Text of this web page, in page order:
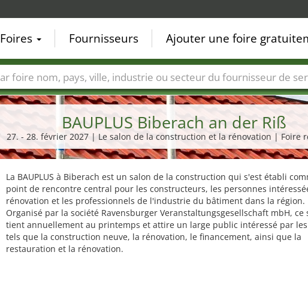
BAUPLUS Biberach an der Riß
27. - 28. février 2027 | Le salon de la construction et la rénovation | Foire
La BAUPLUS à Biberach est un salon de la construction qui s'est établi
point de rencontre central pour les constructeurs, les personnes
rénovation et les professionnels de l'industrie du bâtiment dans la région.
Organisé par la société Ravensburger Veranstaltungsgesellschaft mbH, ce
tient annuellement au printemps et attire un large public intéressé par
tels que la construction neuve, la rénovation, le financement, ainsi que la
restauration et la rénovation.
Foires Fournisseurs Ajouter une foire
Pays Villes Secteurs de foire Secteurs du fournisseur de